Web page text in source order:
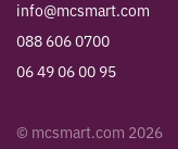
info@mcsmart.com
088 606 0700
06 49 06 00 95
© mcsmart.com 2026